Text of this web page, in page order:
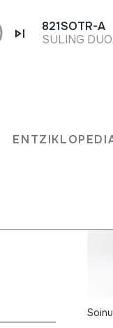
821SOTR-A